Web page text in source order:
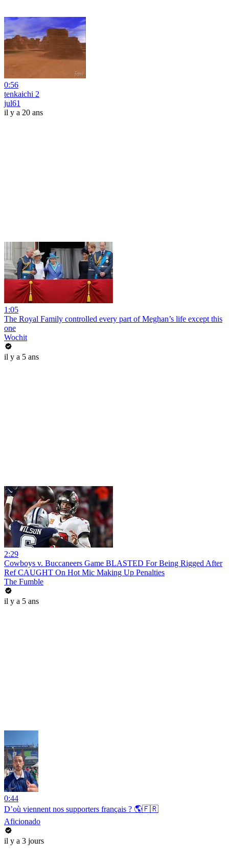
0:56
tenkaichi 2
jul61
il y a 20 ans
1:05
The Royal Family controlled every part of Meghan’s life except this
one
Wochit
il y a 5 ans
2:29
Cowboys v. Buccaneers Game BLASTED For Being Rigged After
Ref CAUGHT On Hot Mic Making Up Penalties
The Fumble
il y a 5 ans
0:44
D’où viennent nos supporters français ? 🌎🇫🇷
Aficionado
il y a 3 jours